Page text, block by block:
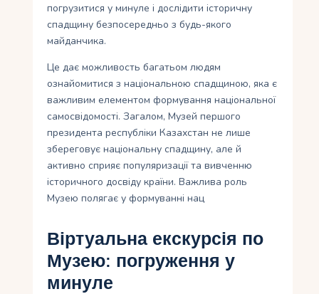
погрузитися у минуле і дослідити історичну
спадщину безпосередньо з будь-якого
майданчика.
Це дає можливость багатьом людям
ознайомитися з національною спадщиною, яка є
важливим елементом формування національної
самосвідомості. Загалом, Музей першого
президента республіки Казахстан не лише
збереговує національну спадщину, але й
активно сприяє популяризації та вивченню
історичного досвіду країни. Важлива роль
Музею полягає у формуванні нац
Віртуальна екскурсія по
Музею: погруження у
минуле